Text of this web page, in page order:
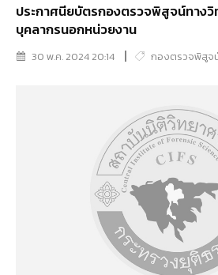
ประกาศนียบัตรกองตรวจพิสูจน์ทาง
บุคลากรนอกหน่วยงาน
30 พ.ค. 2024 20:14 กองตรวจพิสูจ